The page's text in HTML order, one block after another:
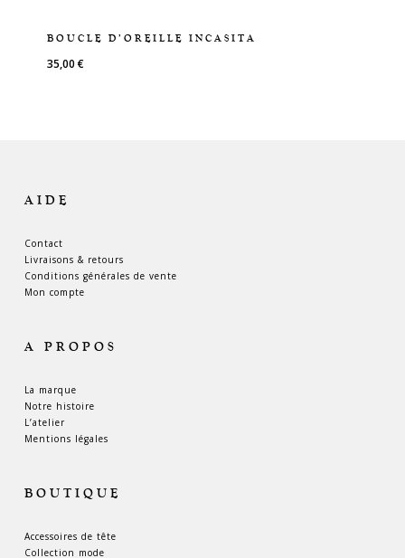
BOUCLE D’OREILLE INCASITA
35,00€
AIDE
Contact
Livraisons & retours
Conditions générales de vente
Mon compte
A PROPOS
La marque
Notre histoire
L’atelier
Mentions légales
BOUTIQUE
Accessoires de tête
Collection mode